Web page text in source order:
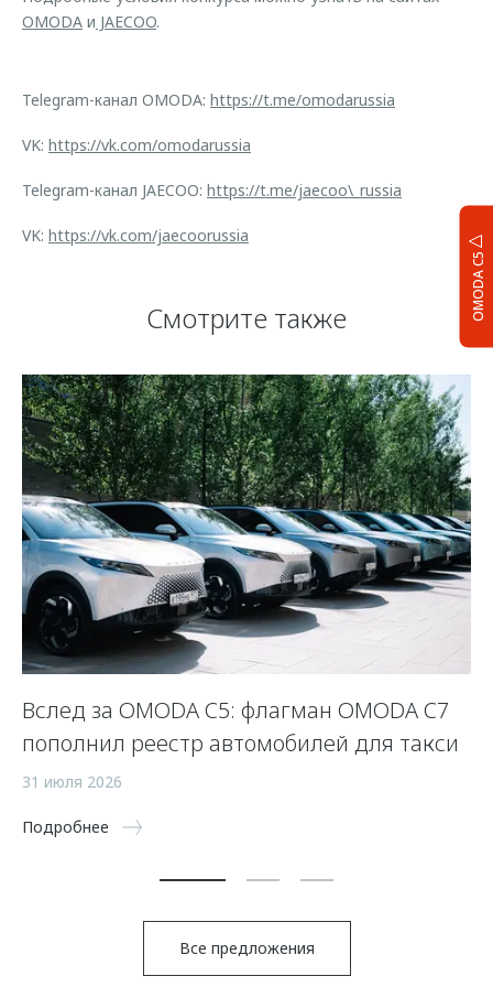
OMODA C5
OMODA и JAECOO.
Telegram-канал OMODA: https://t.me/omodarussia
VK: https://vk.com/omodarussia
Telegram-канал JAECOO: https://t.me/jaecoo\_russia
VK: https://vk.com/jaecoorussia
Смотрите также
Вслед за OMODA C5: флагман OMODA C7
пополнил реестр автомобилей для такси
31 июля 2026
Подробнее
Все предложения